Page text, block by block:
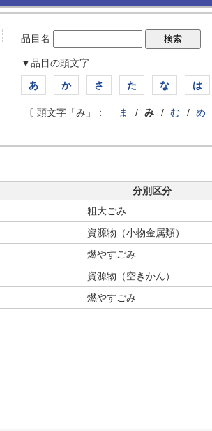
品目名
▼品目の頭文字
あ
か さ た な は
〔 頭文字「み」： ま / み / む / め
分別区分
粗大ごみ
資源物（小物金属類）
燃やすごみ
資源物（空きかん）
燃やすごみ